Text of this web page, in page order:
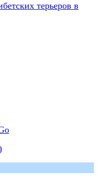
терьеров в